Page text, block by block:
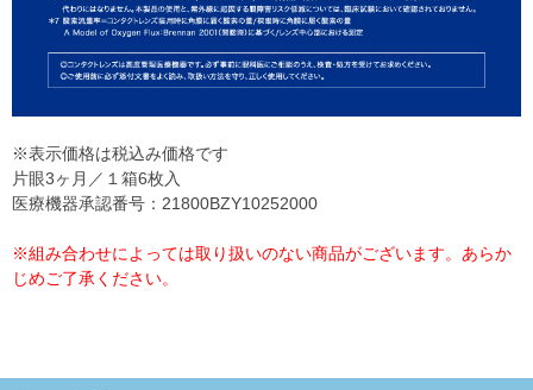
※表示価格は税込み価格です
片眼3ヶ月／１箱6枚入
医療機器承認番号：21800BZY10252000
※組み合わせによっては取り扱いのない商品がございます。あらか
じめご了承ください。